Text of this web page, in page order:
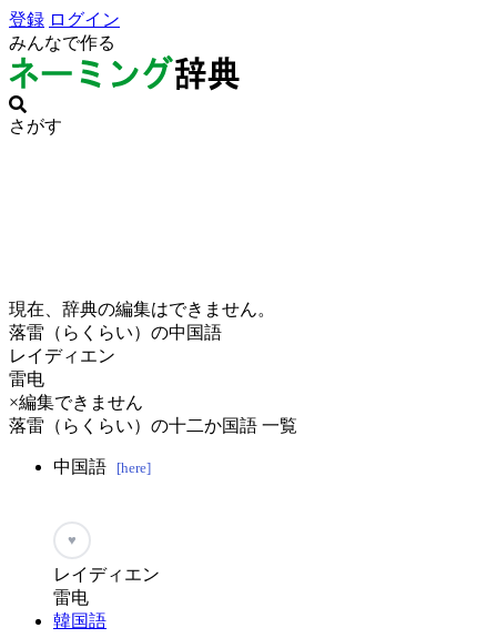
登録 ログイン
みんなで作る
さがす
現在、辞典の編集はできません。
落雷（らくらい）の中国語
レイディエン
雷电
×編集できません
落雷（らくらい）の十二か国語 一覧
中国語 [here]
♥
レイディエン
雷电
韓国語